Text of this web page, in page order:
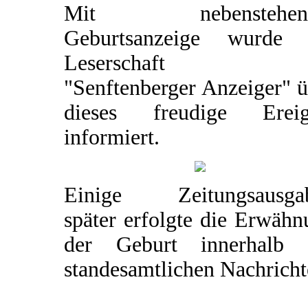
Mit
Geburtsanzeige wurde
Leserschaft
"Senftenberger Anzeiger"
dieses freudige
informiert.
Einige
später erfolgte die
der Geburt innerhalb
standesamtlichen